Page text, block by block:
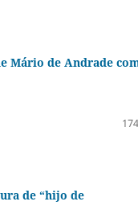
Mário de Andrade
de “hijo de